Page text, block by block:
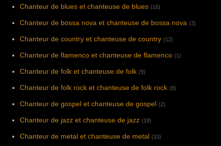
Chanteur de blues et chanteuse de blues (16)
Chanteur de bossa nova et chanteuse de bossa nova (3)
Chanteur de country et chanteuse de country (12)
Chanteur de flamenco et chanteuse de flamenco (1)
Chanteur de folk et chanteuse de folk (9)
Chanteur de folk rock et chanteuse de folk rock (8)
Chanteur de gospel et chanteuse de gospel (2)
Chanteur de jazz et chanteuse de jazz (18)
Chanteur de metal et chanteuse de metal (10)